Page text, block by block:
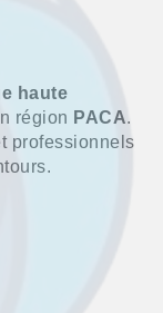
haute
région PACA.
professionnels